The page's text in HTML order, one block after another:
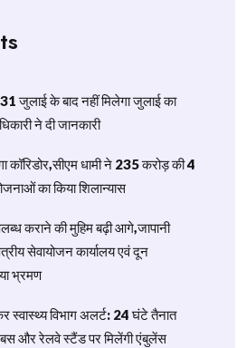
जुलाई के बाद नहीं मिलेगा जुलाई का
ने दी जानकारी
कॉरिडोर,सीएम धामी ने 235 करोड़ की 4
का किया शिलान्यास
कराने की मुहिम बढ़ी आगे,जापानी
सेवायोजन कार्यालय एवं दून
भ्रमण
स्वास्थ्य विभाग अलर्ट: 24 घंटे तैनात
बस और रेलवे स्टैंड पर मिलेंगी एंबुलेंस